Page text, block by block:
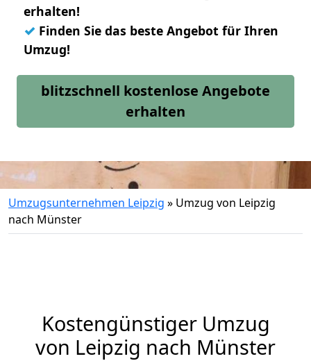
erhalten!
✓ Finden Sie das beste Angebot für Ihren
Umzug!
blitzschnell kostenlose Angebote
erhalten
Umzugsunternehmen Leipzig » Umzug von Leipzig
nach Münster
Kostengünstiger Umzug
von Leipzig nach Münster